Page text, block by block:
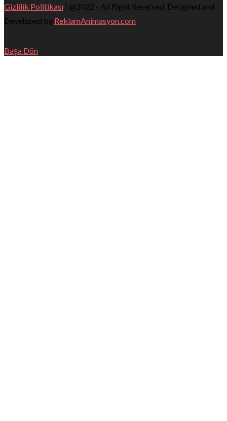
Gizlilik Politikası | @2022 - All Right Reserved. Designed and
Developed by ReklamAnimasyon.com
Başa Dön